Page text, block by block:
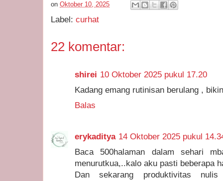
on Oktober 10, 2025
Label: curhat
22 komentar:
shirei 10 Oktober 2025 pukul 17.20
Kadang emang rutinisan berulang ,
Balas
erykaditya 14 Oktober 2025 pukul
Baca 500halaman dalam sehari
menurutkua,..kalo aku pasti beberapa
Dan sekarang produktivitas